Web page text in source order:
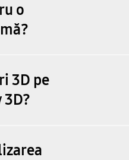
Vengeance
o
3D pe